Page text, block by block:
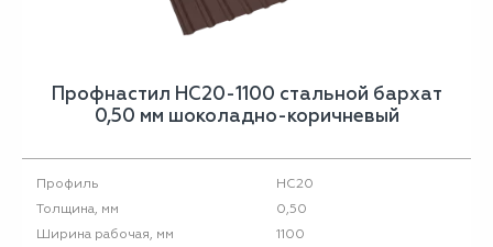
Профнастил НС20-1100 стальной бархат
0,50 мм шоколадно-коричневый
Профиль
НС20
Толщина, мм
0,50
Ширина рабочая, мм
1100